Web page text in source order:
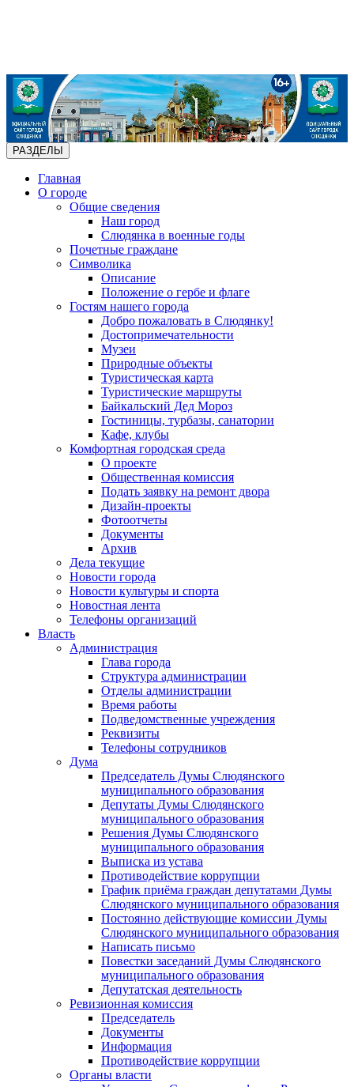
РАЗДЕЛЫ
Главная
О городе
Общие сведения
Наш город
Слюдянка в военные годы
Почетные граждане
Символика
Описание
Положение о гербе и флаге
Гостям нашего города
Добро пожаловать в Слюдянку!
Достопримечательности
Музеи
Природные объекты
Туристическая карта
Туристические маршруты
Байкальский Дед Мороз
Гостиницы, турбазы, санатории
Кафе, клубы
Комфортная городская среда
О проекте
Общественная комиссия
Подать заявку на ремонт двора
Дизайн-проекты
Фотоотчеты
Документы
Архив
Дела текущие
Новости города
Новости культуры и спорта
Новостная лента
Телефоны организаций
Власть
Администрация
Глава города
Структура администрации
Отделы администрации
Время работы
Подведомственные учреждения
Реквизиты
Телефоны сотрудников
Дума
Председатель Думы Слюдянского
муниципального образования
Депутаты Думы Слюдянского
муниципального образования
Решения Думы Слюдянского
муниципального образования
Выписка из устава
Противодействие коррупции
График приёма граждан депутатами Думы
Слюдянского муниципального образования
Постоянно действующие комиссии Думы
Слюдянского муниципального образования
Написать письмо
Повестки заседаний Думы Слюдянского
муниципального образования
Депутатская деятельность
Ревизионная комиссия
Председатель
Документы
Информация
Противодействие коррупции
Органы власти